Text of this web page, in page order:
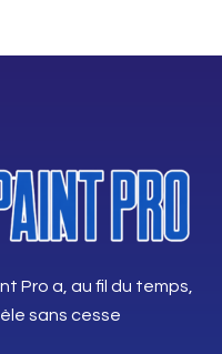
Pro a, au fil du temps,
sans cesse